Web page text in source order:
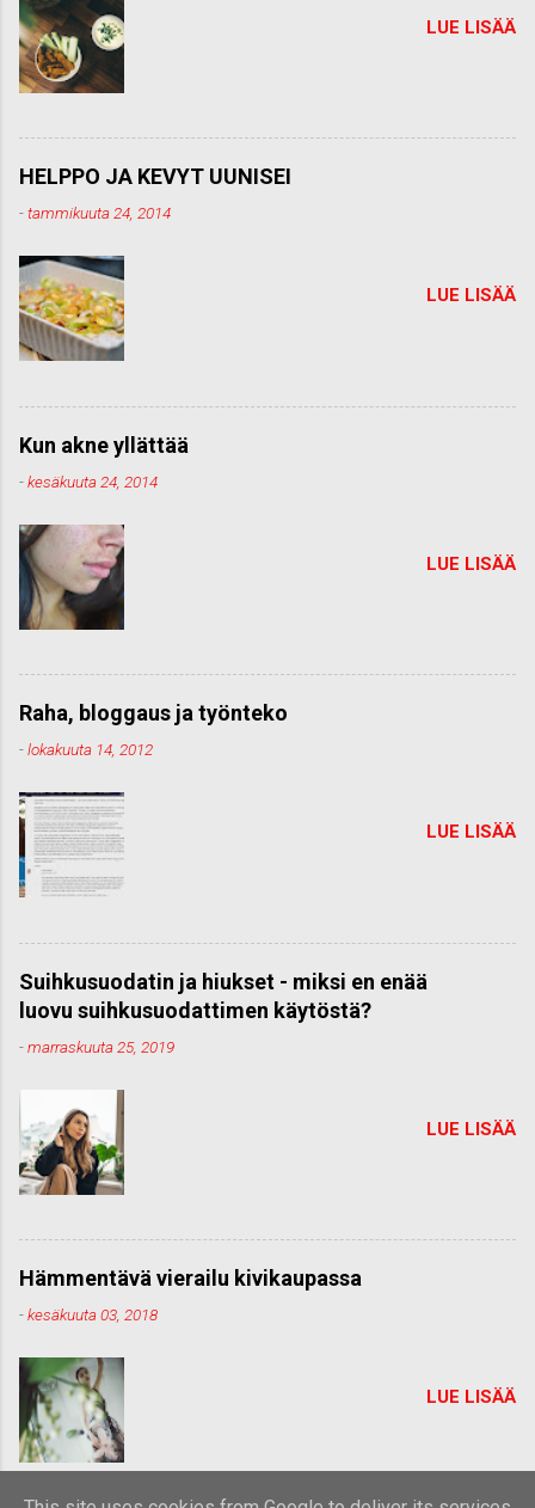
LUE LISÄÄ
HELPPO JA KEVYT UUNISEI
-tammikuuta 24, 2014
LUE LISÄÄ
Kun akne yllättää
-kesäkuuta 24, 2014
LUE LISÄÄ
Raha, bloggaus ja työnteko
-lokakuuta 14, 2012
LUE LISÄÄ
Suihkusuodatin ja hiukset - miksi en enää
luovu suihkusuodattimen käytöstä?
-marraskuuta 25, 2019
LUE LISÄÄ
Hämmentävä vierailu kivikaupassa
-kesäkuuta 03, 2018
LUE LISÄÄ